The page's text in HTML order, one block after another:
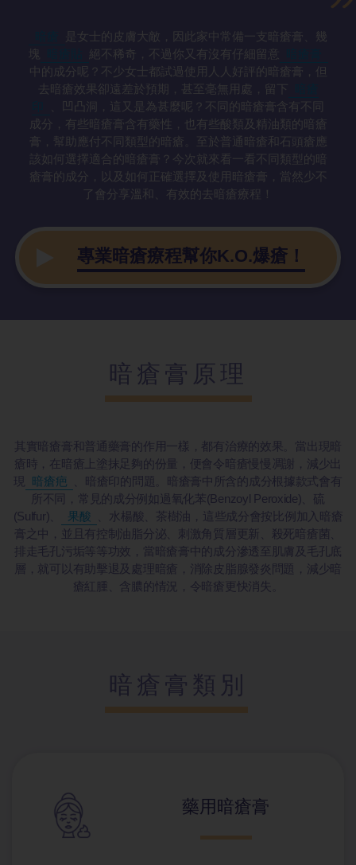
是女士的皮膚大敵，因此家中常備一支暗瘡膏、幾
塊
絕不稀奇，不過你又有沒有仔細留意
中的成分呢？不少女士都試過使用人人好評的暗瘡膏，但
去暗瘡效果卻遠差於預期，甚至毫無用處，留下
、凹凸洞，這又是為甚麼呢？不同的暗瘡膏含有不同
成分，有些暗瘡膏含有藥性，也有些酸類及精油類的暗瘡
膏，幫助應付不同類型的暗瘡。至於普通暗瘡和石頭瘡應
該如何選擇適合的暗瘡膏？今次就來看一看不同類型的暗
瘡膏的成分，以及如何正確選擇及使用暗瘡膏，當然少不
了會分享溫和、有效的去暗瘡療程！
專業暗瘡療程幫你K.O.爆瘡！
暗瘡膏原理
其實暗瘡膏和普通藥膏的作用一樣，都有治療的效果。當出現暗
瘡時，在暗瘡上塗抹足夠的份量，便會令暗瘡慢慢凋謝，減少出
現
暗瘡疤
、暗瘡印的問題。暗瘡膏中所含的成分根據款式會有
所不同，常見的成分例如過氧化苯(Benzoyl Peroxide)、硫
(Sulfur)、
果酸
、水楊酸、茶樹油，這些成分會按比例加入暗瘡
膏之中，並且有控制油脂分泌、刺激角質層更新、殺死暗瘡菌、
排走毛孔污垢等等功效，當暗瘡膏中的成分滲透至肌膚及毛孔底
層，就可以有助擊退及處理暗瘡，消除皮脂腺發炎問題，減少暗
瘡紅腫、含膿的情況，令暗瘡更快消失。
暗瘡膏類別
藥用暗瘡膏